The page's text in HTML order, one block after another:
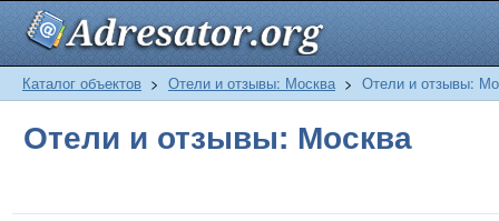
Каталог объектов > Отели и отзывы: Москва > Отели и отзывы:
Отели и отзывы: Москва